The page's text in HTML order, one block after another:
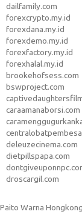
dailfamily.com
forexcrypto.my.id
forexdana.my.id
forexdemo.my.id
forexfactory.my.id
forexhalal.my.id
brookehofsess.com
bswproject.com
caraamanaborsi.com
deleuzecinema.com
dietpillspapa.com
droscargil.com
Paito Warna Hongkong